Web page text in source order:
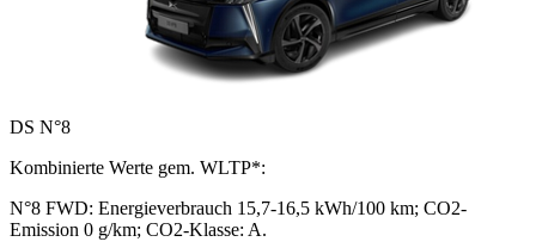
DS N°8
Kombinierte Werte gem. WLTP*:
N°8 FWD: Energieverbrauch 15,7-16,5 kWh/100 km; CO2-
Emission 0 g/km; CO2-Klasse: A.